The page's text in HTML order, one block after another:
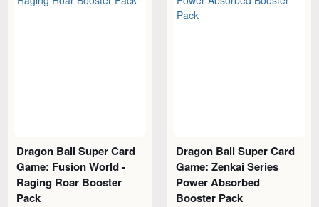
Dragon Ball Super Card
Game: Fusion World -
Raging Roar Booster
Pack
Dragon Ball Super Card
Game: Zenkai Series
Power Absorbed
Booster Pack